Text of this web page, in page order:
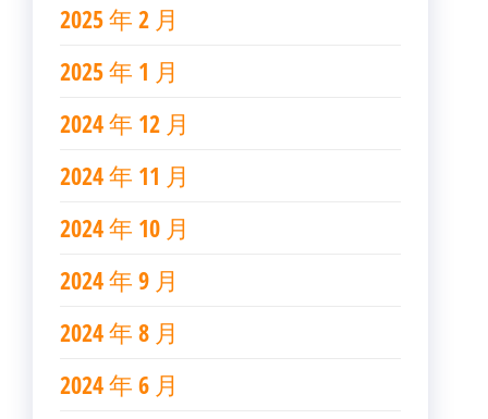
2025 年 2 月
2025 年 1 月
2024 年 12 月
2024 年 11 月
2024 年 10 月
2024 年 9 月
2024 年 8 月
2024 年 6 月